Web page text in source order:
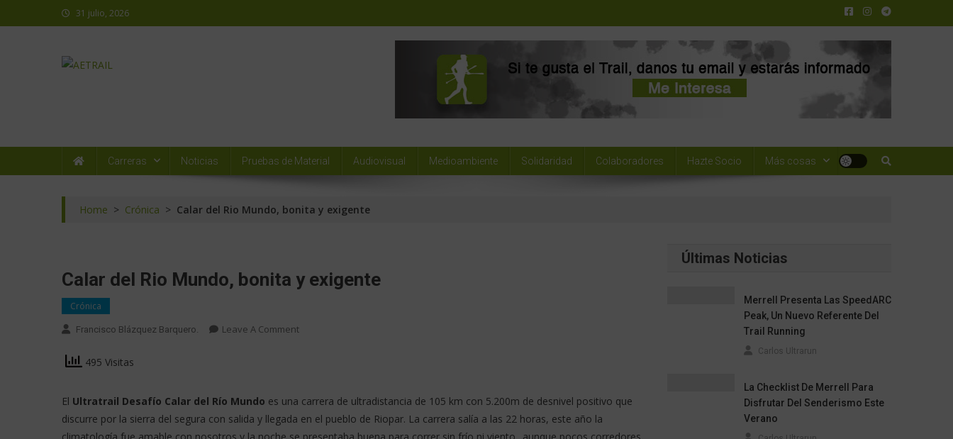
31 julio, 2026
Carreras Noticias Pruebas de Material Audiovisual Medioambiente Solidaridad Colaboradores Hazte Socio Más cosas
Home > Crónica > Calar del Rio Mundo, bonita y exigente
Calar del Rio Mundo, bonita y exigente
Crónica
Francisco Blázquez Barquero. Leave A Comment
495 Visitas
El Ultratrail Desafío Calar del Río Mundo es una carrera de ultradistancia de 105 km con 5.200m de desnivel positivo que
discurre por la sierra del segura con salida y llegada en el pueblo de Riopar. La carrera salía a las 22 horas, este año la
Últimas Noticias
Merrell Presenta Las SpeedARC
Peak, Un Nuevo Referente Del
Trail Running
Carlos Ultrarun
La Checklist De Merrell Para
Disfrutar Del Senderismo Este
Verano